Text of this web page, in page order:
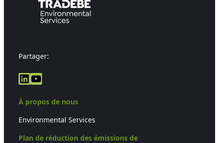
Partager:
LinkedIn
YouTube
À propos de nous
Environmental Services
Plan de réduction des émissions de